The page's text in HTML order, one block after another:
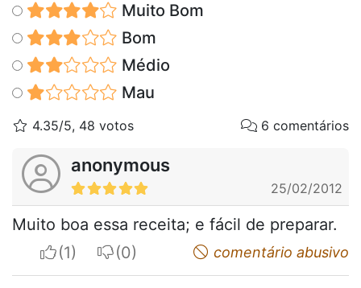
Muito Bom
Bom
Médio
Mau
4.35/5, 48 votos 6 comentários
anonymous
25/02/2012
Muito boa essa receita; e fácil de preparar.
I apreciateI do not appreciatecomentário abusivo